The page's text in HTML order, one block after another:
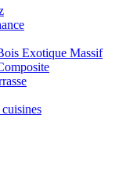
Exotique Massif